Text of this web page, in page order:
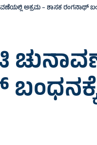
ಅಕ್ರಮ – ಶಾಸಕ ರಂಗನಾಥ್